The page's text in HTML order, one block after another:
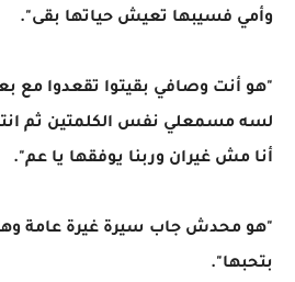
وأمي فسيبها تعيش حياتها بقى".
"هو أنت وصافي بقيتوا تقعدوا
لسه مسمعلي نفس الكلمتين ثم
أنا مش غيران وربنا يوفقها يا عم".
"هو محدش جاب سيرة غيرة عامة
بتحبها".